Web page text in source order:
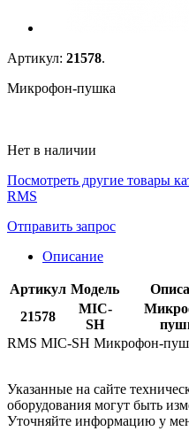
Артикул: 21578.
Микрофон-пушка
Нет в наличии
Посмотреть другие товары
RMS
Отправить запрос
Описание
Артикул Модель
21578
MIC-
SH
RMS MIC-SH Микрофон-
Указанные на сайте
оборудования могут быть
Уточняйте информацию у